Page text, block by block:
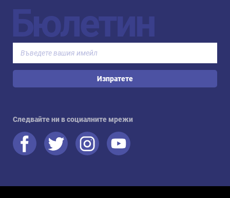
Бюлетин
Изпратете
Следвайте ни в социалните мрежи